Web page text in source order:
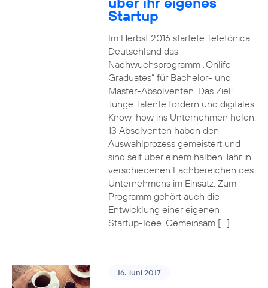
Startup
Im Herbst 2016 startete Telefónica
Deutschland das
Nachwuchsprogramm „Onlife
Graduates“ für Bachelor- und
Master-Absolventen. Das Ziel:
Junge Talente fördern und digitales
Know-how ins Unternehmen holen.
13 Absolventen haben den
Auswahlprozess gemeistert und
sind seit über einem halben Jahr in
verschiedenen Fachbereichen des
Unternehmens im Einsatz. Zum
Programm gehört auch die
Entwicklung einer eigenen
Startup-Idee. Gemeinsam […]
16. Juni 2017